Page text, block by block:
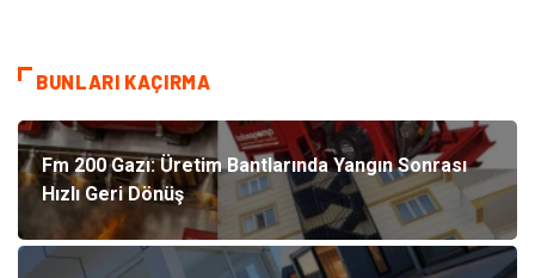
BUNLARI KAÇIRMA
Fm 200 Gazı: Üretim Bantlarında Yangın Sonrası
Hızlı Geri Dönüş